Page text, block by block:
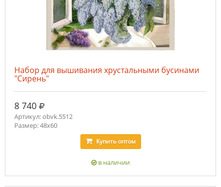
Набор для вышивания хрустальными бусинами
"Сирень"
8 740 руб.
Артикул: obvk.5512
Размер: 48х60
Купитьоптом
в наличии